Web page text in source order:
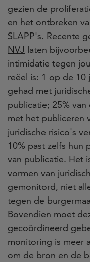
gezien de
en het ontbreken
SLAPP's. Recente
NVJ laten
intimidatie tegen
reëel is: 1 op de 10
gehad met
publicatie; 25%
met het publiceren
juridische risico's
10% past zelfs hun
van publicatie. Het
vormen van
gemonitord, niet
tegen de
Bovendien moet
gecoördineerd
monitoring is meer
om de bron en de